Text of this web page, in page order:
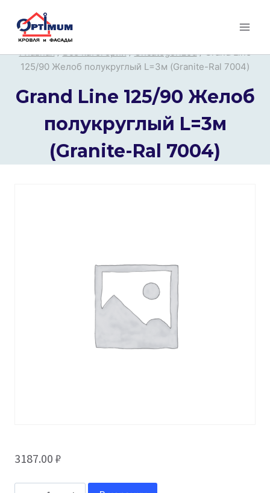
Перейти
Главная / Все категории / Uncategorized / Grand Line
125/90 Желоб полукруглый L=3м (Granite-Ral 7004)
Grand Line 125/90 Желоб
полукруглый L=3м
(Granite-Ral 7004)
3187.00 ₽